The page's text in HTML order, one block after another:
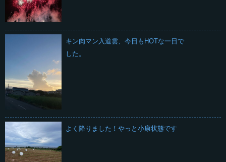
キン肉マン入道雲、今日もHOTな一日で
した。
よく降りました！やっと小康状態です